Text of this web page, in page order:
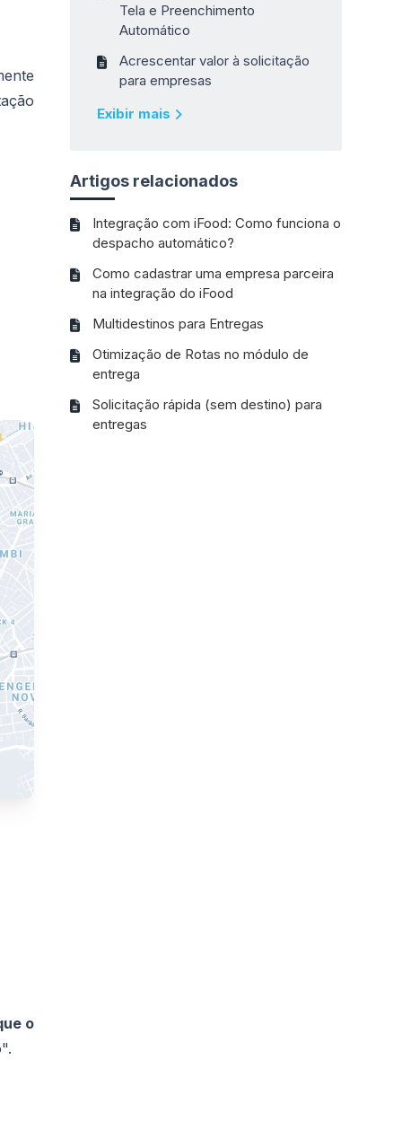
Tela e Preenchimento
Automático
Acrescentar valor à solicitação
para empresas
Exibir mais
Artigos relacionados
Integração com iFood: Como funciona o
despacho automático?
Como cadastrar uma empresa parceira
na integração do iFood
Multidestinos para Entregas
Otimização de Rotas no módulo de
entrega
Solicitação rápida (sem destino) para
entregas
o